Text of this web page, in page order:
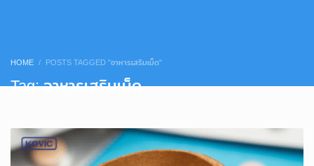
HOME POSTS TAGGED "อาหารเสริมเม็ด"
Tag: อาหารเสริมเม็ด